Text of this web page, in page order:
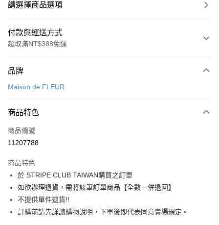
請選擇商品選項
付款與運送方式
超取滿NT$388免運
信用卡一次付款
3 期 0 利率 每期
合作金庫商業銀行
上海商業儲蓄銀行
臺灣中小企業銀行
匯豐（台灣）商業銀行
華泰商業銀行
聯邦商業銀行
遠東國際商業銀行
元大商業銀行
玉山商業銀行
星展（台灣）商業銀行
超商取貨付款
LINE Pay
Apple Pay
街口支付
悠遊付
品牌
Maison de FLEUR
商品特色
商品編號
11207788
商品特色
於 STRIPE CLUB TAIWAN購買之訂單
如欲辦理退貨，需將該筆訂單商品【全數一併退回】
不提供單件退貨!!
訂購前請先詳讀購物說明，下單後即代表同意賣場規定。